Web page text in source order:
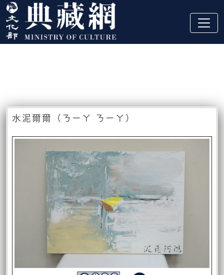
跳到主要內容
:::
水泥爾爾（ㄋㄧㄚ ㄋㄧㄚ）